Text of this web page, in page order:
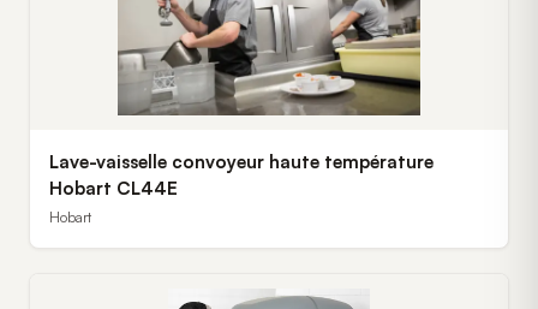
Lave-vaisselle convoyeur haute température
Hobart CL44E
Hobart